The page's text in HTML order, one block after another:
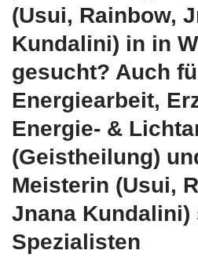
(Usui, Rainbow,
Kundalini) in in
gesucht? Auch
Energiearbeit,
Energie- &
(Geistheilung)
Meisterin (Usui,
Jnana
Spezialisten